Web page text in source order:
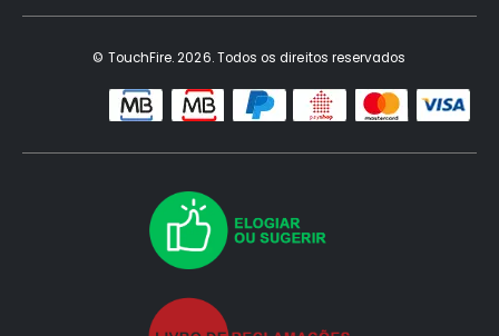
© TouchFire. 2026. Todos os direitos reservados